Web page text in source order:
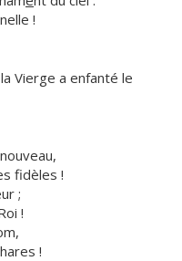
!
Vierge a enfanté le
fidèles !
;
!
!